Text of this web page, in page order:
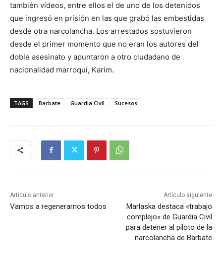
también vídeos, entre ellos el de uno de los detenidos
que ingresó en prisión en las que grabó las embestidas
desde otra narcolancha. Los arrestados sostuvieron
desde el primer momento que no eran los autores del
doble asesinato y apuntaron a otro ciudadano de
nacionalidad marroquí, Karim.
TAGS Barbate Guardia Civil Sucesos
Artículo anterior
Vamos a regenerarnos todos
Artículo siguiente
Marlaska destaca «trabajo
complejo» de Guardia Civil
para detener al piloto de la
narcolancha de Barbate